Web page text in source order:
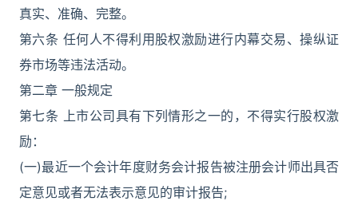
真实、准确、完整。
第六条 任何人不得利用股权激励进行内幕交易、操纵证
券市场等违法活动。
第二章 一般规定
第七条 上市公司具有下列情形之一的，不得实行股权激
励：
(一)最近一个会计年度财务会计报告被注册会计师出具否
定意见或者无法表示意见的审计报告;